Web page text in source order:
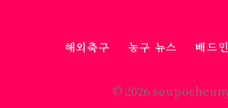
해외축구 농구 뉴스 배드
© 2026